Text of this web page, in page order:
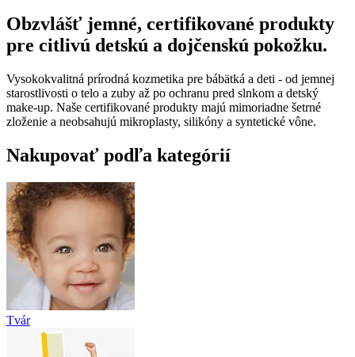
Obzvlášť jemné, certifikované produkty
pre citlivú detskú a dojčenskú pokožku.
Vysokokvalitná prírodná kozmetika pre bábätká a deti - od jemnej
starostlivosti o telo a zuby až po ochranu pred slnkom a detský
make-up. Naše certifikované produkty majú mimoriadne šetrné
zloženie a neobsahujú mikroplasty, silikóny a syntetické vône.
Nakupovať podľa kategórií
Tvár